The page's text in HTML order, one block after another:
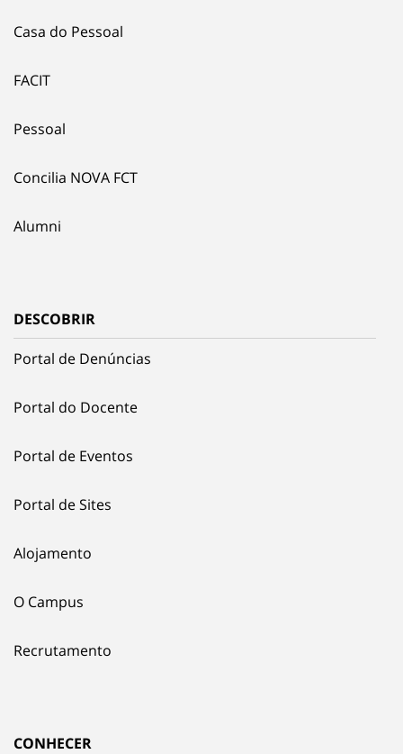
Casa do Pessoal
FACIT
Pessoal
Concilia NOVA FCT
Alumni
DESCOBRIR
Portal de Denúncias
Portal do Docente
Portal de Eventos
Portal de Sites
Alojamento
O Campus
Recrutamento
CONHECER